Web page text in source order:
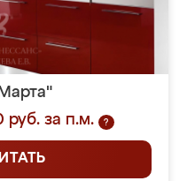
руб. за п.м.
?